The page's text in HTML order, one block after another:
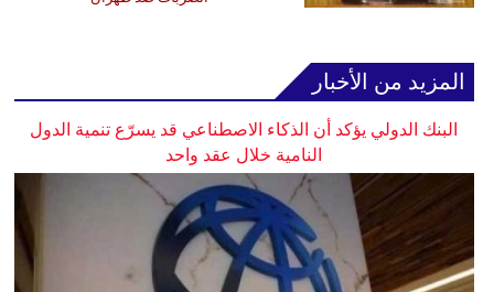
المزيد من الأخبار
البنك الدولي يؤكد أن الذكاء الاصطناعي قد يسرّع تنمية الدول
النامية خلال عقد واحد